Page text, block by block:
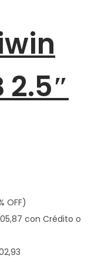
2.5″
OFF)
con Crédito o